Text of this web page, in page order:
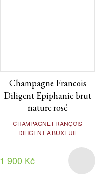
Champagne Francois
Diligent Epiphanie brut
nature rosé
CHAMPAGNE FRANÇOIS
DILIGENT À BUXEUIL
1 900 Kč